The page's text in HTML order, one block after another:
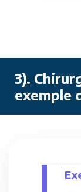
3).
exemple